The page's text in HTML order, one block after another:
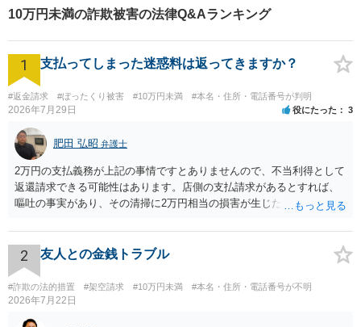
10万円未満の詐欺被害の法律Q&Aランキング
1 支払ってしまった迷惑料は返ってきますか？
#返金請求 #ぼったくり被害 #10万円未満 #本名・住所・電話番号が判明
2026年7月29日 役にたった 3
肥田 弘昭 弁護士
2万円の支払義務が上記の事情ですとありませんので、不当利得として
返還請求できる可能性はあります。店側の支払請求があるとすれば、
嘔吐の事実があり、その清掃に2万円相当の損害が生じた場合です。ご
2 友人との金銭トラブル
#詐欺の法的措置 #架空請求 #10万円未満 #本名・住所・電話番号が不明
2026年7月22日